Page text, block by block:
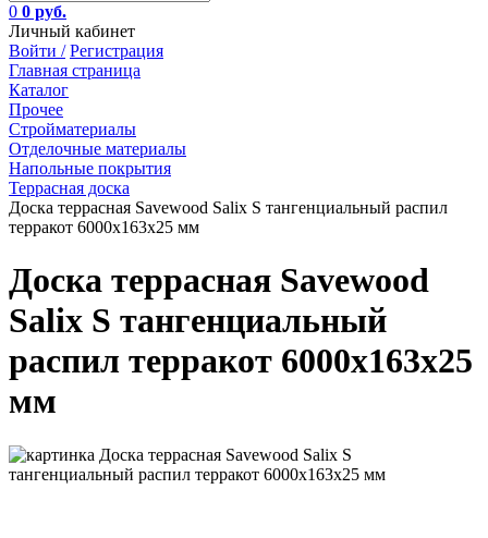
0 0 руб.
Личный кабинет
Войти / Регистрация
Главная страница
Каталог
Прочее
Стройматериалы
Отделочные материалы
Напольные покрытия
Террасная доска
Доска террасная Savewood Salix S тангенциальный распил
терракот 6000х163х25 мм
Доска террасная Savewood
Salix S тангенциальный
распил терракот 6000х163х25
мм